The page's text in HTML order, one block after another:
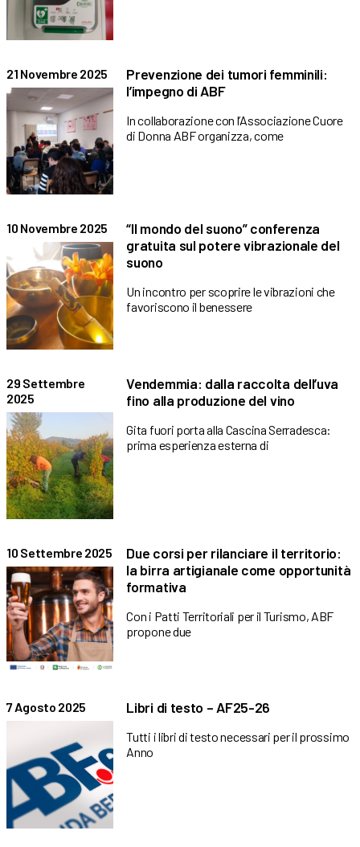
21 Novembre 2025
Prevenzione dei tumori femminili:
l’impegno di ABF
In collaborazione con l’Associazione Cuore
di Donna ABF organizza, come
10 Novembre 2025
“Il mondo del suono” conferenza
gratuita sul potere vibrazionale del
suono
Un incontro per scoprire le vibrazioni che
favoriscono il benessere
29 Settembre
2025
Vendemmia: dalla raccolta dell’uva
fino alla produzione del vino
Gita fuori porta alla Cascina Serradesca:
prima esperienza esterna di
10 Settembre 2025
Due corsi per rilanciare il territorio:
la birra artigianale come opportunità
formativa
Con i Patti Territoriali per il Turismo, ABF
propone due
7 Agosto 2025 Libri di testo – AF25-26
Tutti i libri di testo necessari per il prossimo
Anno